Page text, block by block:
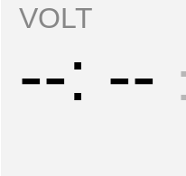
VOLT
-- --